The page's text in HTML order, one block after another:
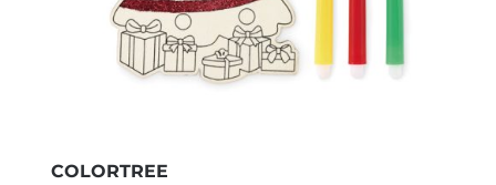
COLORTREE